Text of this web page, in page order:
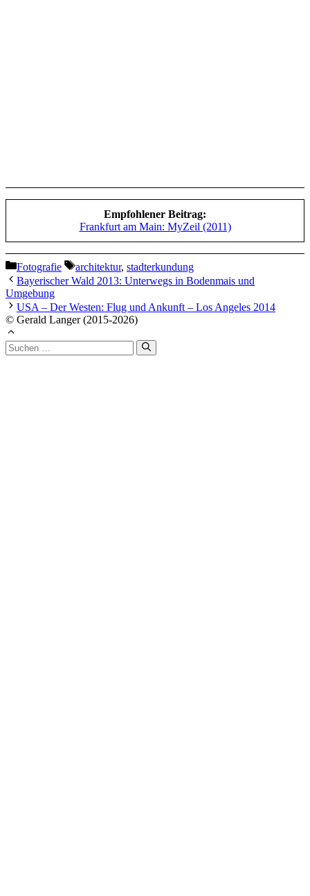
Empfohlener Beitrag:
Frankfurt am Main: MyZeil (2011)
Kategorien
Fotografie Schlagwörter
architektur, stadterkundung
Bayerischer Wald 2013: Unterwegs in Bodenmais und
Umgebung
USA – Der Westen: Flug und Ankunft – Los Angeles 2014
© Gerald Langer (2015-2026)
Suchen
nach: